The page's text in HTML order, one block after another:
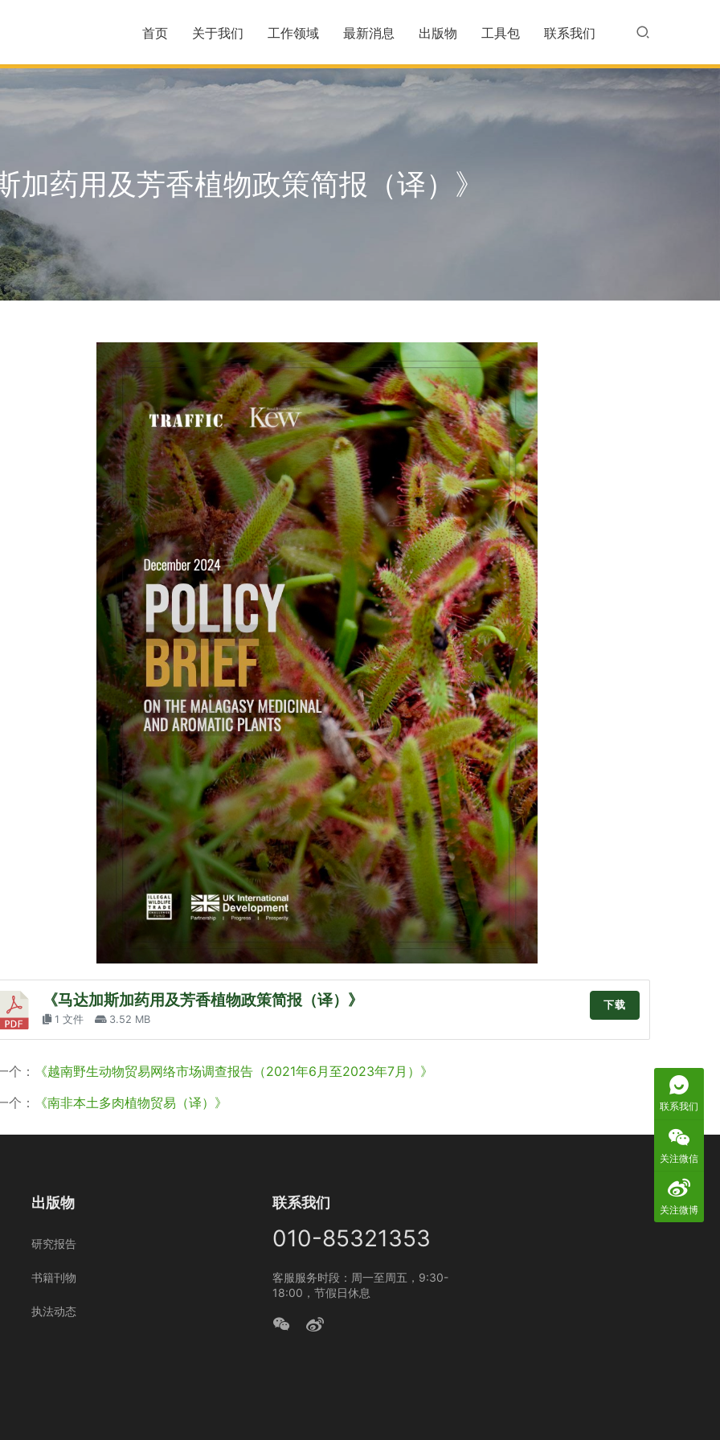
首页 关于我们 工作领域 最新消息 出版物 工具包 联系我们
加药用及芳香植物政策简报（译）》
《马达加斯加药用及芳香植物政策简报（译）》
1 文件 3.52 MB
下载
个：
《越南野生动物贸易网络市场调查报告（2021年6月至2023年7月）》
个：
《南非本土多肉植物贸易（译）》
出版物
研究报告
书籍刊物
执法动态
联系我们
010-85321353
客服服务时段：周一至周五，9:30-
18:00，节假日休息
联系我们
关注微信
关注微博